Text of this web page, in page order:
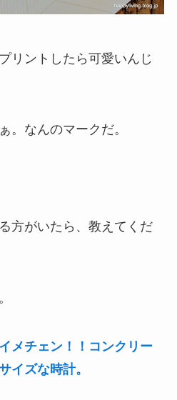
リントしたら可愛いんじ
。なんのマークだ。
方がいたら、教えてくだ
メチェン！！コンクリー
イズな時計。